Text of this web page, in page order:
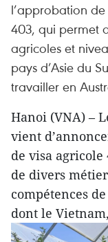
l’approbation
403, qui permet
agricoles et
pays d’Asie du
travailler en
Hanoi (VNA) –
vient
de visa
de divers
compétences
dont le